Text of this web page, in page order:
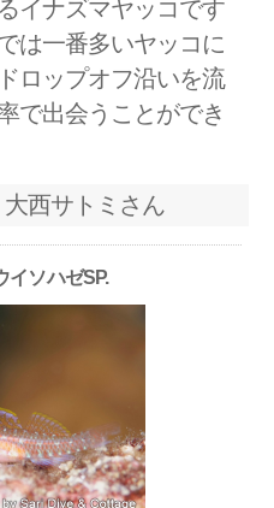
イナズマヤッコです
は一番多いヤッコに
ロップオフ沿いを流
で出会うことができ
大西サトミさん
イソハゼSP.